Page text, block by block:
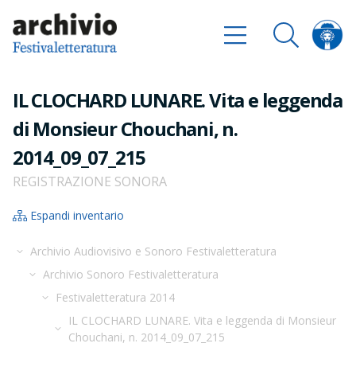
IL CLOCHARD LUNARE. Vita e leggenda
di Monsieur Chouchani, n.
2014_09_07_215
REGISTRAZIONE SONORA
Espandi inventario
Archivio Audiovisivo e Sonoro Festivaletteratura
Archivio Sonoro Festivaletteratura
Festivaletteratura 2014
IL CLOCHARD LUNARE. Vita e leggenda di Monsieur
Chouchani, n. 2014_09_07_215